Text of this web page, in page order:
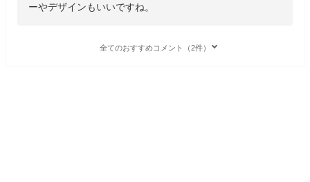
ーやデザインもいいですね。
全てのおすすめコメント（2件）